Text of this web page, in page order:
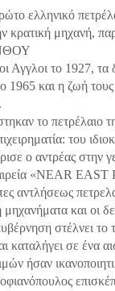
ελληνικό
κρατική μηχανή,
Αγγλοι το 1927, τα
1965 και η ζωή
το πετρέλαιο
του
ο αντρέας στην
«NEAR
αντλήσεως
μηχανήματα και οι
στέλνει
καταλήγει σε ένα
ήσαν